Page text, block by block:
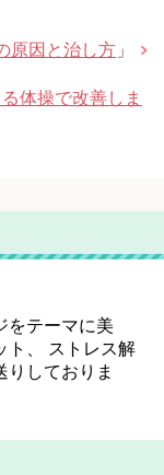
原因と治し方 」
体操で改善しま
をテーマに美
ト、 ストレス解
りしておりま